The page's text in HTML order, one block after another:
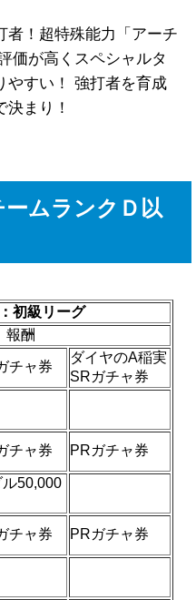
！超特殊能力「 アーチ
価が高くスペシャルタ
やすい！ 強打者を育成
まり！
ムランクＤ以
初級リーグ
報酬
チャ券
ダイヤのA稲実
SRガチャ券
チャ券 PRガチャ券
ル50,000
チャ券 PRガチャ券